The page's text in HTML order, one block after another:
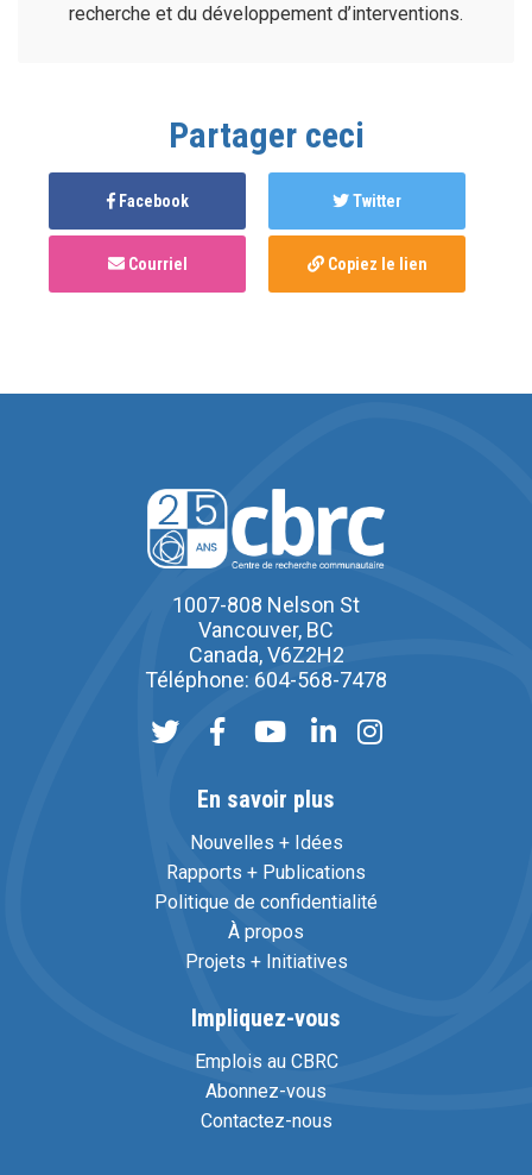
recherche et du développement d’interventions.
Partager ceci
Facebook Twitter
Courriel Copiez le lien
1007-808 Nelson St
Vancouver, BC
Canada, V6Z2H2
Téléphone: 604-568-7478
En savoir plus
Nouvelles + Idées
Rapports + Publications
Politique de confidentialité
À propos
Projets + Initiatives
Impliquez-vous
Emplois au CBRC
Abonnez-vous
Contactez-nous